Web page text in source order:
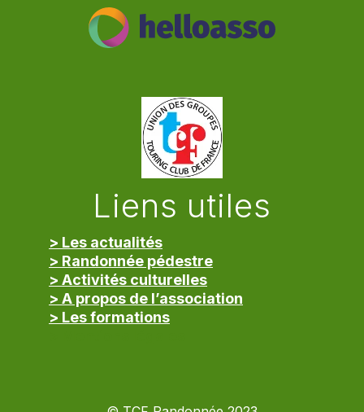
Liens utiles
> Les actualités
> Randonnée pédestre
> Activités culturelles
> A propos de l’association
> Les formations